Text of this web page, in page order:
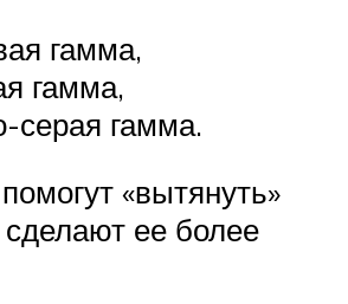
гамма,
гамма,
серая гамма.
«вытянуть»
сделают ее более